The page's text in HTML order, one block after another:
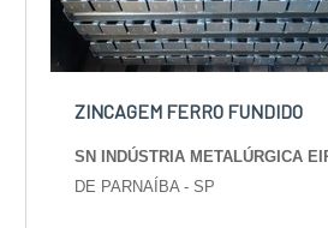
ZINCAGEM FERRO FUNDIDO
SN INDÚSTRIA METALÚRGICA
DE PARNAÍBA - SP